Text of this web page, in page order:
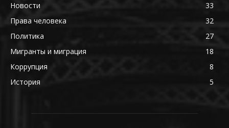
Новости
33
Права человека
32
Политика
27
Мигранты и миграция
18
Коррупция
8
История
5